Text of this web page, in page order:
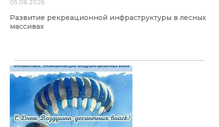
05.08.2026
Развитие рекреационной инфраструктуры в лесных
массивах